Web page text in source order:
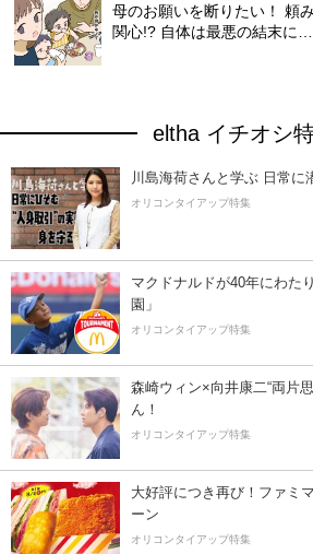
母のお願いを断りたい！ 頼
関心!? 自体は最悪の結末に…
eltha イチオシ
川島海荷さんと学ぶ 日常に
オリコンタイアップ特集
マクドナルドが40年にわた
園」
オリコンタイアップ特集
森崎ウィン×向井康二“両片
ん！
オリコンタイアップ特集
大好評につき再び！ファミ
ーン
オリコンタイアップ特集